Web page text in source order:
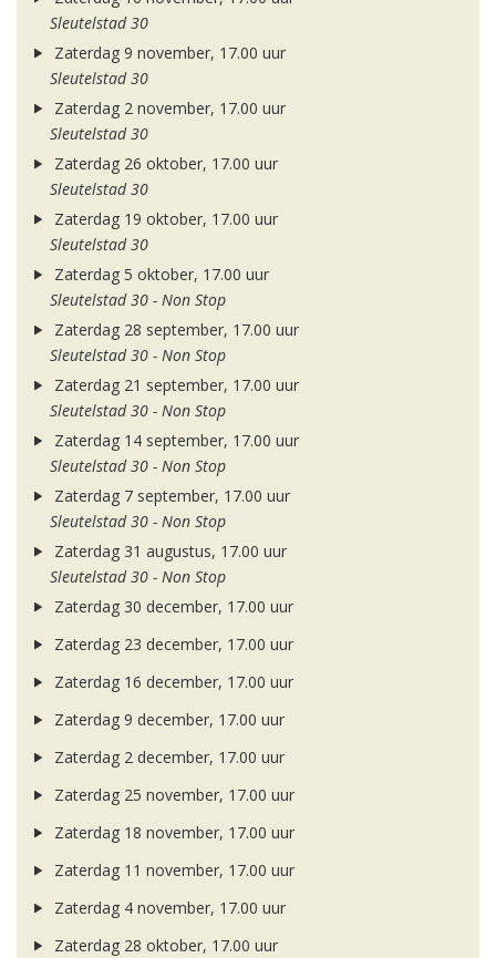
Sleutelstad 30
Zaterdag 9 november, 17.00 uur
Sleutelstad 30
Zaterdag 2 november, 17.00 uur
Sleutelstad 30
Zaterdag 26 oktober, 17.00 uur
Sleutelstad 30
Zaterdag 19 oktober, 17.00 uur
Sleutelstad 30
Zaterdag 5 oktober, 17.00 uur
Sleutelstad 30 - Non Stop
Zaterdag 28 september, 17.00 uur
Sleutelstad 30 - Non Stop
Zaterdag 21 september, 17.00 uur
Sleutelstad 30 - Non Stop
Zaterdag 14 september, 17.00 uur
Sleutelstad 30 - Non Stop
Zaterdag 7 september, 17.00 uur
Sleutelstad 30 - Non Stop
Zaterdag 31 augustus, 17.00 uur
Sleutelstad 30 - Non Stop
Zaterdag 30 december, 17.00 uur
Zaterdag 23 december, 17.00 uur
Zaterdag 16 december, 17.00 uur
Zaterdag 9 december, 17.00 uur
Zaterdag 2 december, 17.00 uur
Zaterdag 25 november, 17.00 uur
Zaterdag 18 november, 17.00 uur
Zaterdag 11 november, 17.00 uur
Zaterdag 4 november, 17.00 uur
Zaterdag 28 oktober, 17.00 uur